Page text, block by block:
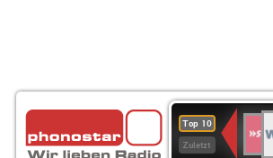
Top 10
Zuletzt
4